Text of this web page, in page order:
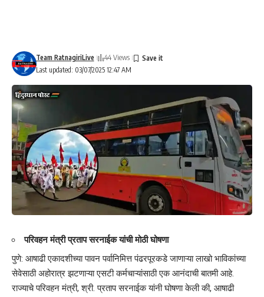
Last updated: 03/07/2025 12:47 AM
Team RatnagiriLive 44 Views
परिवहन मंत्री प्रताप सरनाईक यांची मोठी घोषणा
पुणे: आषाढी एकादशीच्या पावन पर्वानिमित्त पंढरपूरकडे जाणाऱ्या लाखो भाविकांच्या
सेवेसाठी अहोरात्र झटणाऱ्या एसटी कर्मचाऱ्यांसाठी एक आनंदाची बातमी आहे.
राज्याचे परिवहन मंत्री, श्री. प्रताप सरनाईक यांनी घोषणा केली की, आषाढी